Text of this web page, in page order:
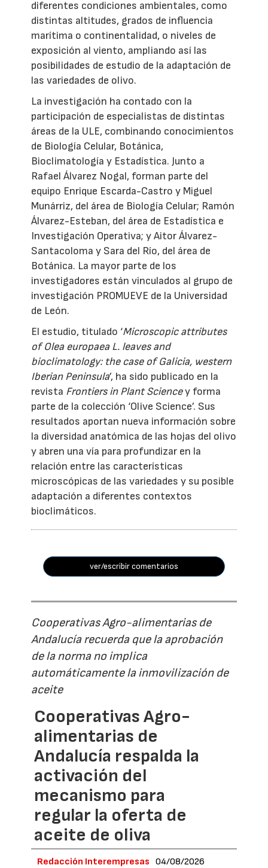
diferentes condiciones ambientales, como
distintas altitudes, grados de influencia
marítima o continentalidad, o niveles de
exposición al viento, ampliando así las
posibilidades de estudio de la adaptación de
las variedades de olivo.
La investigación ha contado con la
participación de especialistas de distintas
áreas de la ULE, combinando conocimientos
de Biología Celular, Botánica,
Bioclimatología y Estadística. Junto a
Rafael Álvarez Nogal, forman parte del
equipo Enrique Escarda-Castro y Miguel
Munárriz, del área de Biología Celular; Ramón
Álvarez-Esteban, del área de Estadística e
Investigación Operativa; y Aitor Álvarez-
Santacoloma y Sara del Río, del área de
Botánica. La mayor parte de los
investigadores están vinculados al grupo de
investigación PROMUEVE de la Universidad
de León.
El estudio, titulado ‘Microscopic attributes
of Olea europaea L. leaves and
bioclimatology: the case of Galicia, western
Iberian Peninsula’, ha sido publicado en la
revista Frontiers in Plant Sciencey forma
parte de la colección ‘Olive Science’. Sus
resultados aportan nueva información sobre
la diversidad anatómica de las hojas del olivo
y abren una vía para profundizar en la
relación entre las características
microscópicas de las variedades y su posible
adaptación a diferentes contextos
bioclimáticos.
ver/escribir comentarios
Cooperativas Agro-alimentarias de
Andalucía recuerda que la aprobación
de la norma no implica
automáticamente la inmovilización de
aceite
Cooperativas Agro-
alimentarias de
Andalucía respalda la
activación del
mecanismo para
regular la oferta de
aceite de oliva
Redacción Interempresas 04/08/2026